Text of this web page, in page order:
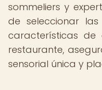
sommeliers y
de seleccionar
características
restaurante,
sensorial única y